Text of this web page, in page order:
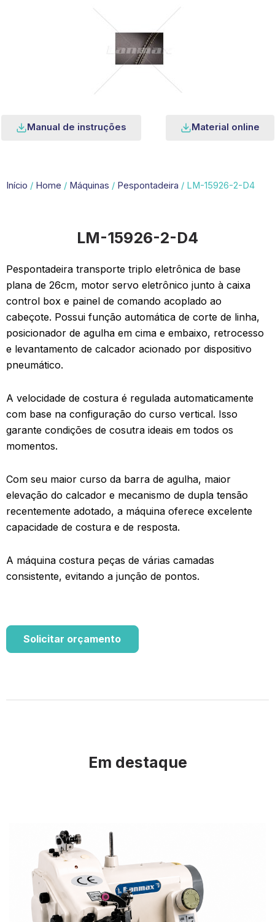
Manual de instruções Material online
Início / Home / Máquinas / Pespontadeira / LM-15926-2-D4
LM-15926-2-D4
Pespontadeira transporte triplo eletrônica de base
plana de 26cm, motor servo eletrônico junto à caixa
control box e painel de comando acoplado ao
cabeçote. Possui função automática de corte de linha,
posicionador de agulha em cima e embaixo, retrocesso
e levantamento de calcador acionado por dispositivo
pneumático.
A velocidade de costura é regulada automaticamente
com base na configuração do curso vertical. Isso
garante condições de cosutra ideais em todos os
momentos.
Com seu maior curso da barra de agulha, maior
elevação do calcador e mecanismo de dupla tensão
recentemente adotado, a máquina oferece excelente
capacidade de costura e de resposta.
A máquina costura peças de várias camadas
consistente, evitando a junção de pontos.
Solicitar orçamento
Em destaque